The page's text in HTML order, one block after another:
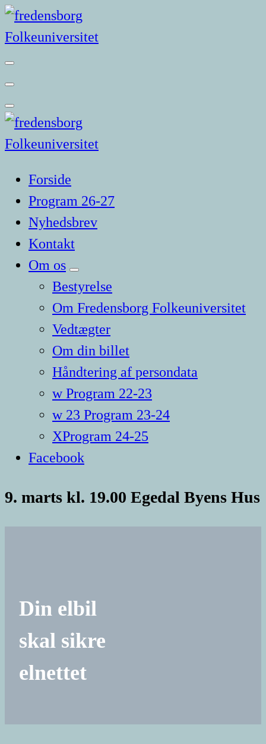
Videre
til
indhold
Forside
Program 26-27
Nyhedsbrev
Kontakt
Om os
Bestyrelse
Om Fredensborg Folkeuniversitet
Vedtægter
Om din billet
Håndtering af persondata
w Program 22-23
w 23 Program 23-24
XProgram 24-25
Facebook
9. marts kl. 19.00 Egedal Byens Hus
Din elbil
skal sikre
elnettet